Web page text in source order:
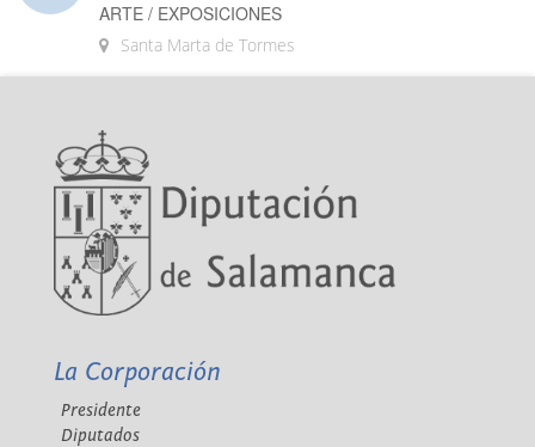
ARTE / EXPOSICIONES
Santa Marta de Tormes
La Corporación
Presidente
Diputados